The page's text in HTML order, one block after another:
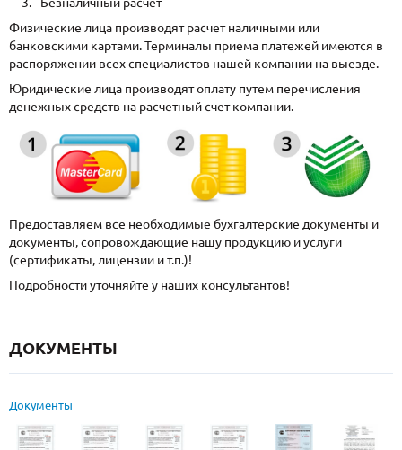
Физические лица производят расчет наличными или
банковскими картами. Терминалы приема платежей имеются в
распоряжении всех специалистов нашей компании на выезде.
Юридические лица производят оплату путем перечисления
денежных средств на расчетный счет компании.
Предоставляем все необходимые бухгалтерские документы и
документы, сопровождающие нашу продукцию и услуги
(сертификаты, лицензии и т.п.)!
Подробности уточняйте у наших консультантов!
ДОКУМЕНТЫ
Документы